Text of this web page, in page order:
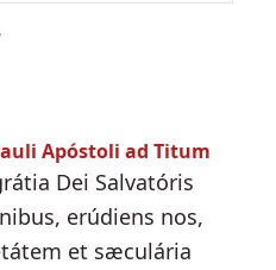
Apóstoli ad Titum
Dei Salvatóris
erúdiens nos,
et sæculária